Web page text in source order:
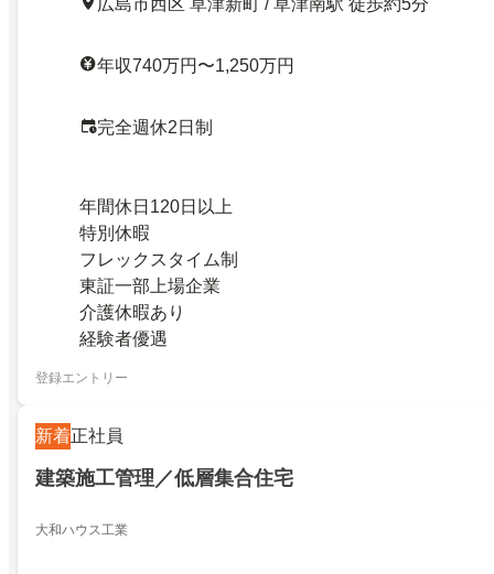
年収740万円〜1,250万円
完全週休2日制
年間休日120日以上
特別休暇
フレックスタイム制
東証一部上場企業
介護休暇あり
経験者優遇
登録エントリー
新着正社員
建築施工管理／低層集合住宅
大和ハウス工業